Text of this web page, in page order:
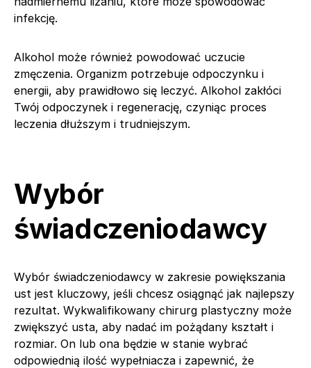
infekcję.
Alkohol może również powodować uczucie
zmęczenia. Organizm potrzebuje odpoczynku i
energii, aby prawidłowo się leczyć. Alkohol zakłóci
Twój odpoczynek i regenerację, czyniąc proces
leczenia dłuższym i trudniejszym.
Wybór
świadczeniodawcy
Wybór świadczeniodawcy w zakresie powiększania
ust jest kluczowy, jeśli chcesz osiągnąć jak najlepszy
rezultat. Wykwalifikowany chirurg plastyczny może
zwiększyć usta, aby nadać im pożądany kształt i
rozmiar. On lub ona będzie w stanie wybrać
odpowiednią ilość wypełniacza i zapewnić, że